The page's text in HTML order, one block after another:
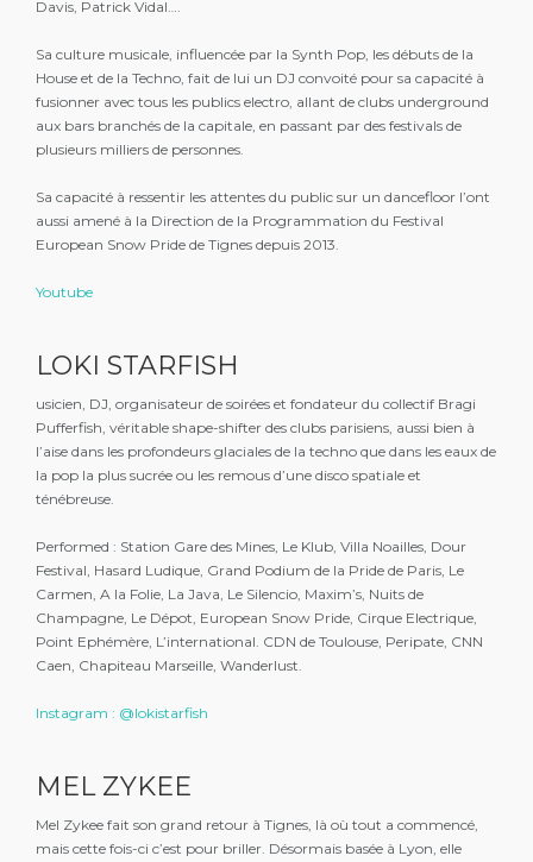
Davis, Patrick Vidal….
Sa culture musicale, influencée par la Synth Pop, les débuts de la
House et de la Techno, fait de lui un DJ convoité pour sa capacité à
fusionner avec tous les publics electro, allant de clubs underground
aux bars branchés de la capitale, en passant par des festivals de
plusieurs milliers de personnes.
Sa capacité à ressentir les attentes du public sur un dancefloor l’ont
aussi amené à la Direction de la Programmation du Festival
European Snow Pride de Tignes depuis 2013.
Youtube
LOKI STARFISH
usicien, DJ, organisateur de soirées et fondateur du collectif Bragi
Pufferfish, véritable shape-shifter des clubs parisiens, aussi bien à
l’aise dans les profondeurs glaciales de la techno que dans les eaux de
la pop la plus sucrée ou les remous d’une disco spatiale et
ténébreuse.
Performed : Station Gare des Mines, Le Klub, Villa Noailles, Dour
Festival, Hasard Ludique, Grand Podium de la Pride de Paris, Le
Carmen, A la Folie, La Java, Le Silencio, Maxim’s, Nuits de
Champagne, Le Dépot, European Snow Pride, Cirque Electrique,
Point Ephémère, L’international. CDN de Toulouse, Peripate, CNN
Caen, Chapiteau Marseille, Wanderlust.
Instagram : @lokistarfish
MEL ZYKEE
Mel Zykee fait son grand retour à Tignes, là où tout a commencé,
mais cette fois-ci c’est pour briller. Désormais basée à Lyon, elle